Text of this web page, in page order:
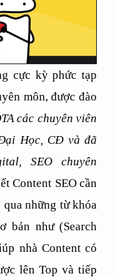
cực kỳ phức tạp
môn, được đào
các chuyên viên
Học, CĐ và đã
SEO chuyên
Content SEO cần
những từ khóa
bản như (Search
nhà Content có
lên Top và tiếp